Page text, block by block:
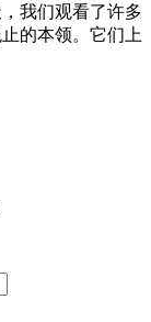
我们观看了许多
的本领。它们上